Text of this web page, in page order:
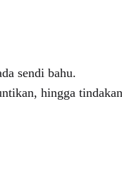
sendi bahu.
hingga tindakan